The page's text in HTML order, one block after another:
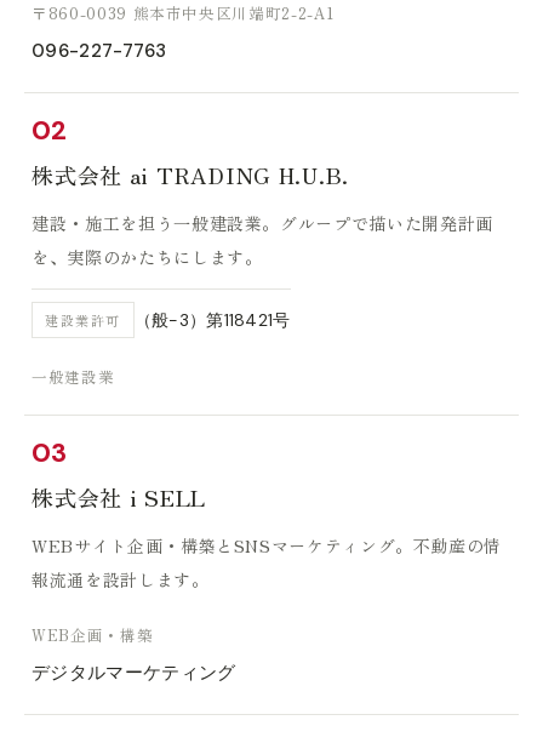
〒860-0039 熊本市中央区川端町2-2-A1
096-227-7763
02
株式会社 ai TRADING H.U.B.
建設・施工を担う一般建設業。グループで描いた開発計画
を、実際のかたちにします。
建設業許可 （般−3）第118421号
一般建設業
03
株式会社 i SELL
WEBサイト企画・構築とSNSマーケティング。不動産の情
報流通を設計します。
WEB企画・構築
デジタルマーケティング